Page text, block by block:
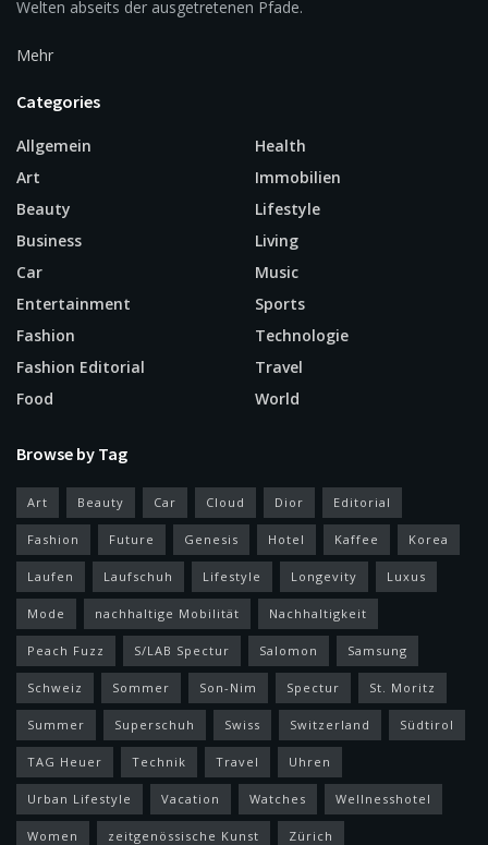
Welten abseits der ausgetretenen Pfade.
Mehr
Categories
Allgemein
Art
Beauty
Business
Car
Entertainment
Fashion
Fashion Editorial
Food
Health
Immobilien
Lifestyle
Living
Music
Sports
Technologie
Travel
World
Browse by Tag
Art Beauty Car Cloud Dior Editorial
Fashion Future Genesis Hotel Kaffee Korea
Laufen Laufschuh Lifestyle Longevity Luxus
Mode nachhaltige Mobilität Nachhaltigkeit
Peach Fuzz S/LAB Spectur Salomon Samsung
Schweiz Sommer Son-Nim Spectur St. Moritz
Summer Superschuh Swiss Switzerland Südtirol
TAG Heuer Technik Travel Uhren
Urban Lifestyle Vacation Watches Wellnesshotel
Women zeitgenössische Kunst Zürich